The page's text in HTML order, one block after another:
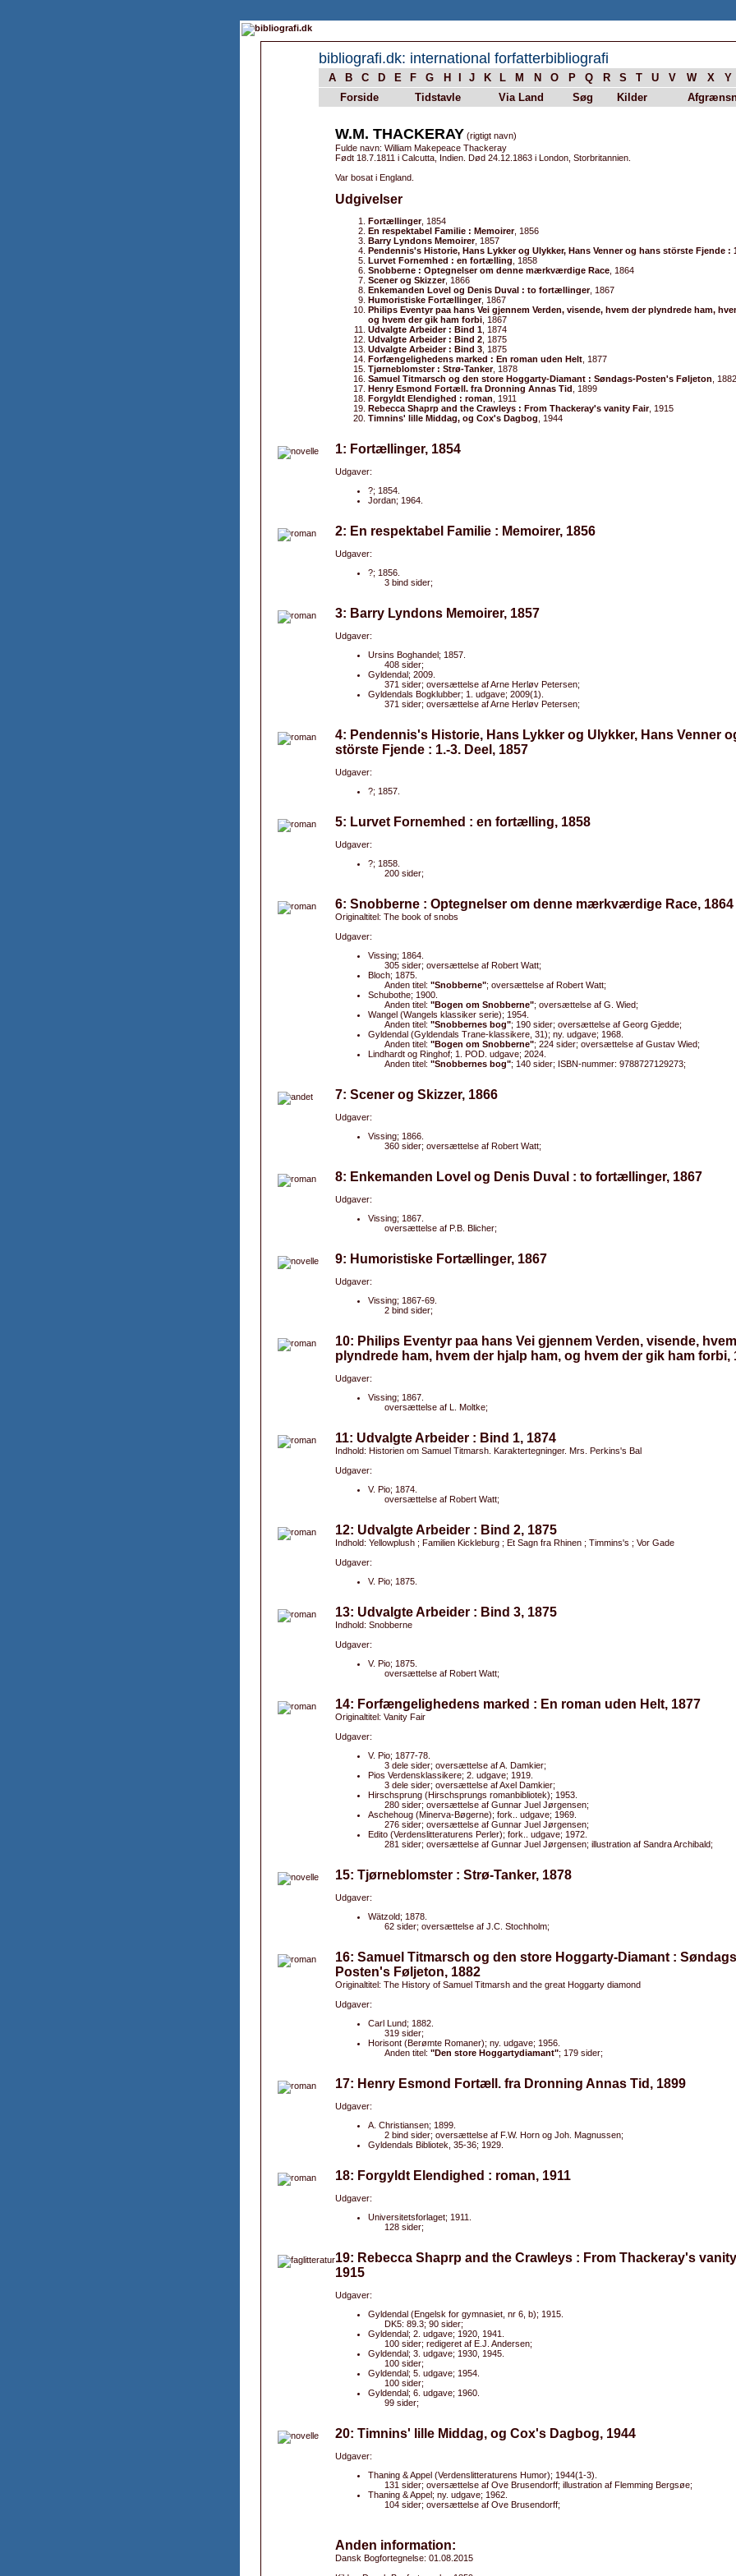
bibliografi.dk: international forfatterbibliografi
A B C D E F G H J K L M N O P Q R S T U V W X Y
Forside
Tidstavle Via Land Søg Kilder
W.M. THACKERAY (rigtigt navn)
Fulde navn: William Makepeace Thackeray
Født 18.7.1811 i Calcutta, Indien. Død 24.12.1863 i London, Storbritannien.
Var bosat i England.
Udgivelser
Fortællinger, 1854
En respektabel Familie : Memoirer, 1856
Barry Lyndons Memoirer, 1857
Pendennis's Historie, Hans Lykker og Ulykker, Hans Venner og hans störste Fjende :
Lurvet Fornemhed : en fortælling , 1858
Snobberne : Optegnelser om denne mærkværdige Race , 1864
Scener og Skizzer, 1866
Enkemanden Lovel og Denis Duval : to fortællinger, 1867
Humoristiske Fortællinger, 1867
Philips Eventyr paa hans Vei gjennem Verden, visende, hvem der plyndrede ham,
og hvem der gik ham forbi , 1867
Udvalgte Arbeider : Bind 1 , 1874
Udvalgte Arbeider : Bind 2 , 1875
Udvalgte Arbeider : Bind 3 , 1875
Forfængelighedens marked : En roman uden Helt , 1877
Tjørneblomster : Strø-Tanker, 1878
Samuel Titmarsch og den store Hoggarty-Diamant : Søndags-Posten's Føljeton , 1882
Henry Esmond Fortæll. fra Dronning Annas Tid , 1899
Forgyldt Elendighed : roman , 1911
Rebecca Shaprp and the Crawleys : From Thackeray's vanity Fair, 1915
Timnins' lille Middag, og Cox's Dagbog , 1944
1: Fortællinger, 1854
Udgaver:
?; 1854.
Jordan; 1964.
2: En respektabel Familie : Memoirer, 1856
Udgaver:
?; 1856.
3 bind sider;
3: Barry Lyndons Memoirer, 1857
Udgaver:
Ursins Boghandel; 1857.
408 sider;
Gyldendal; 2009.
371 sider; oversættelse af Arne Herløv Petersen;
Gyldendals Bogklubber; 1. udgave; 2009(1).
371 sider; oversættelse af Arne Herløv Petersen;
4: Pendennis's Historie, Hans Lykker og Ulykker, Hans Venner
störste Fjende : 1.-3. Deel, 1857
Udgaver:
?; 1857.
5: Lurvet Fornemhed : en fortælling, 1858
Udgaver:
?; 1858.
200 sider;
6: Snobberne : Optegnelser om denne mærkværdige Race, 1864
Originaltitel: The book of snobs
Udgaver:
Vissing; 1864.
305 sider; oversættelse af Robert Watt;
Bloch; 1875.
Anden titel: "Snobberne"; oversættelse af Robert Watt;
Schubothe; 1900.
Anden titel: "Bogen om Snobberne"; oversættelse af G. Wied;
Wangel (Wangels klassiker serie); 1954.
Anden titel: "Snobbernes bog"; 190 sider; oversættelse af Georg Gjedde;
Gyldendal (Gyldendals Trane-klassikere, 31); ny. udgave; 1968.
Anden titel: "Bogen om Snobberne"; 224 sider; oversættelse af Gustav Wied;
Lindhardt og Ringhof; 1. POD. udgave; 2024.
Anden titel: "Snobbernes bog"; 140 sider; ISBN-nummer: 9788727129273;
7: Scener og Skizzer, 1866
Udgaver:
Vissing; 1866.
360 sider; oversættelse af Robert Watt;
8: Enkemanden Lovel og Denis Duval : to fortællinger, 1867
Udgaver:
Vissing; 1867.
oversættelse af P.B. Blicher;
9: Humoristiske Fortællinger, 1867
Udgaver:
Vissing; 1867-69.
2 bind sider;
10: Philips Eventyr paa hans Vei gjennem Verden, visende,
plyndrede ham, hvem der hjalp ham, og hvem der gik ham forbi,
Udgaver:
Vissing; 1867.
oversættelse af L. Moltke;
11: Udvalgte Arbeider : Bind 1, 1874
Indhold: Historien om Samuel Titmarsh. Karaktertegninger. Mrs. Perkins's Bal
Udgaver:
V. Pio; 1874.
oversættelse af Robert Watt;
12: Udvalgte Arbeider : Bind 2, 1875
Indhold: Yellowplush ; Familien Kickleburg ; Et Sagn fra Rhinen ; Timmins's ; Vor Gade
Udgaver:
V. Pio; 1875.
13: Udvalgte Arbeider : Bind 3, 1875
Indhold: Snobberne
Udgaver:
V. Pio; 1875.
oversættelse af Robert Watt;
14: Forfængelighedens marked : En roman uden Helt, 1877
Originaltitel: Vanity Fair
Udgaver:
V. Pio; 1877-78.
3 dele sider; oversættelse af A. Damkier;
Pios Verdensklassikere; 2. udgave; 1919.
3 dele sider; oversættelse af Axel Damkier;
Hirschsprung (Hirschsprungs romanbibliotek); 1953.
280 sider; oversættelse af Gunnar Juel Jørgensen;
Aschehoug (Minerva-Bøgerne); fork.. udgave; 1969.
276 sider; oversættelse af Gunnar Juel Jørgensen;
Edito (Verdenslitteraturens Perler); fork.. udgave; 1972.
281 sider; oversættelse af Gunnar Juel Jørgensen; illustration af Sandra Archibald;
15: Tjørneblomster : Strø-Tanker, 1878
Udgaver:
Wätzold; 1878.
62 sider; oversættelse af J.C. Stochholm;
16: Samuel Titmarsch og den store Hoggarty-Diamant :
Posten's Føljeton, 1882
Originaltitel: The History of Samuel Titmarsh and the great Hoggarty diamond
Udgaver:
Carl Lund; 1882.
319 sider;
Horisont (Berømte Romaner); ny. udgave; 1956.
Anden titel: "Den store Hoggartydiamant"; 179 sider;
17: Henry Esmond Fortæll. fra Dronning Annas Tid, 1899
Udgaver:
A. Christiansen; 1899.
2 bind sider; oversættelse af F.W. Horn og Joh. Magnussen;
Gyldendals Bibliotek, 35-36; 1929.
18: Forgyldt Elendighed : roman, 1911
Udgaver:
Universitetsforlaget; 1911.
128 sider;
19: Rebecca Shaprp and the Crawleys : From Thackeray's
1915
Udgaver:
Gyldendal (Engelsk for gymnasiet, nr 6, b); 1915.
DK5: 89.3; 90 sider;
Gyldendal; 2. udgave; 1920, 1941.
100 sider; redigeret af E.J. Andersen;
Gyldendal; 3. udgave; 1930, 1945.
100 sider;
Gyldendal; 5. udgave; 1954.
100 sider;
Gyldendal; 6. udgave; 1960.
99 sider;
20: Timnins' lille Middag, og Cox's Dagbog, 1944
Udgaver:
Thaning & Appel (Verdenslitteraturens Humor); 1944(1-3).
131 sider; oversættelse af Ove Brusendorff; illustration af Flemming Bergsøe;
Thaning & Appel; ny. udgave; 1962.
104 sider; oversættelse af Ove Brusendorff;
Anden information:
Dansk Bogfortegnelse: 01.08.2015